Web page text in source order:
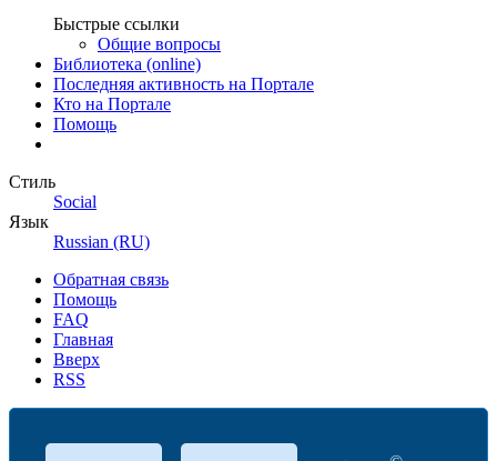
Быстрые ссылки
Общие вопросы
Библиотека (online)
Последняя активность на Портале
Кто на Портале
Помощь
Стиль
Social
Язык
Russian (RU)
Обратная связь
Помощь
FAQ
Главная
Вверх
RSS